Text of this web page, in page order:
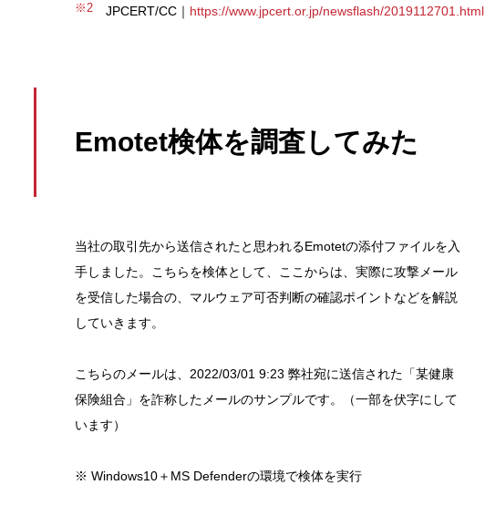
※2 JPCERT/CC｜ https://www.jpcert.or.jp/newsflash/2019112701.html
Emotet検体を調査してみた
当社の取引先から送信されたと思われるEmotetの添付ファイルを入
手しました。こちらを検体として、ここからは、実際に攻撃メール
を受信した場合の、マルウェア可否判断の確認ポイントなどを解説
していきます。
こちらのメールは、2022/03/01 9:23 弊社宛に送信された「某健康
保険組合」を詐称したメールのサンプルです。（一部を伏字にして
います）
※ Windows10＋MS Defenderの環境で検体を実行